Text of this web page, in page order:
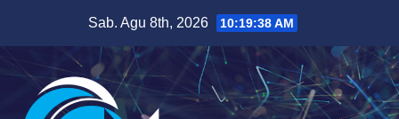
content
Sab. Agu 8th, 2026 10:19:39 AM